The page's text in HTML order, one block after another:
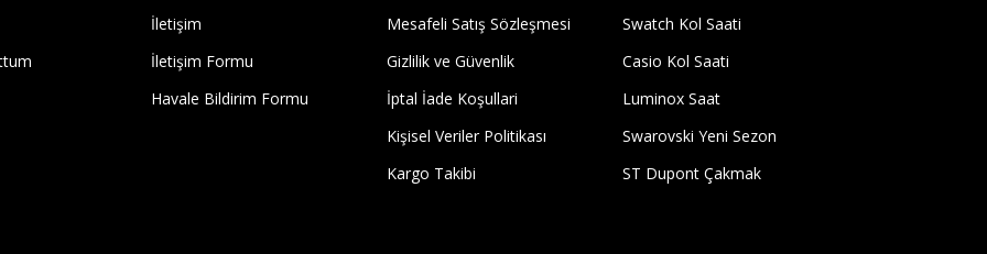
İletişim
İletişim Formu
Havale Bildirim Formu
Mesafeli Satış Sözleşmesi
Gizlilik ve Güvenlik
İptal İade Koşullari
Kişisel Veriler Politikası
Kargo Takibi
Swatch Kol Saati
Casio Kol Saati
Luminox Saat
Swarovski Yeni Sezon
ST Dupont Çakmak